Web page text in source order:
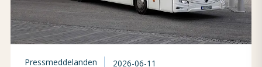
Pressmeddelanden 2026-06-11